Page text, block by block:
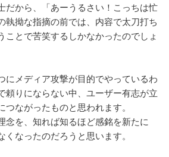
だから、「あーうるさい！こっちは忙
執拗な指摘の前では、内容で太刀打ち
とで苦笑するしかなかったのでしょ
にメディア攻撃が目的でやっているわ
頼りにならない中、ユーザー有志が立
ながったものと思われます。
を、知れば知るほど感銘を新たに
なったのだろうと思います。